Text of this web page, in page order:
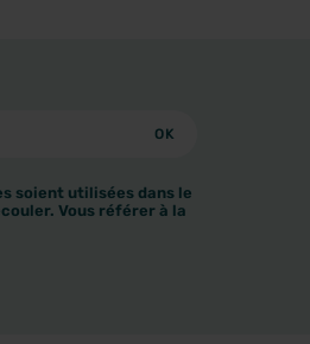
soient utilisées dans le
Vous référer à la